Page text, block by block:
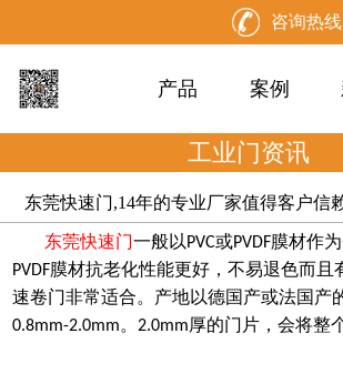
咨询热
产品 案例
工业门资讯
东莞快速门,14年的专业厂家值得客户信
东莞快速门一般以 PVC或PVDF膜材作
PVDF膜材抗老化性能更好，不易退色而且
速卷门非常适合。产地以德国产或法国产
0.8mm-2.0mm。 2.0mm厚的门片，会将整